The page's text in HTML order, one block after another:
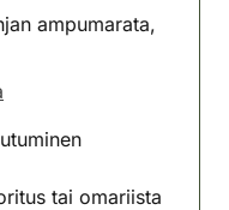
ampumarata,
tai omariista